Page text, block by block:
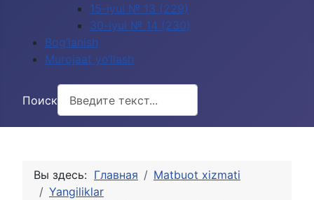
15-iyul № 13 (229)
30-iyul № 14 (230)
Bog‘lanish
Murojaat yo‘llash
Поиск
Вы здесь: Главная
Matbuot xizmati
Yangiliklar